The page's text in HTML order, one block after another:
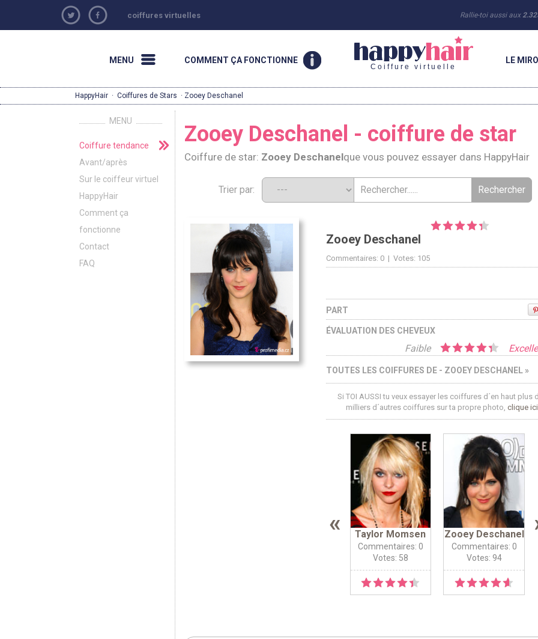
coiffures virtuelles Rallie-toi aussi aux
MENU COMMENT ÇA FONCTIONNE
Coiffure virtuelle
LE
HappyHair · Coiffures de Stars · Zooey Deschanel
MENU
Coiffure tendance
Avant/après
Sur le coiffeur virtuel
HappyHair
Comment ça
fonctionne
Contact
FAQ
Zooey Deschanel - coiffure de star
Coiffure de star: Zooey Deschanelque vous pouvez essayer dans HappyHair
Trier par:
Zooey Deschanel
Commentaires: 0 | Votes: 105
PART
ÉVALUATION DES CHEVEUX
Faible
TOUTES LES COIFFURES DE - ZOOEY DESCHANEL »
Si TOI AUSSI tu veux essayer les coiffures d´en haut plus
milliers d´autres coiffures sur ta propre photo, clique ici
« Taylor Momsen
Commentaires: 0
Votes: 58
Zooey Deschanel
Commentaires: 0
Votes: 94